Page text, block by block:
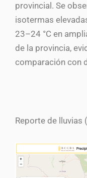
provincial. Se
isotermas
23–24 °C en
de la provincia,
comparación con
Reporte de lluvias